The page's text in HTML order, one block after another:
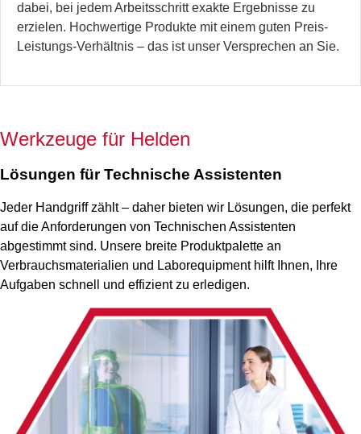
dabei, bei jedem Arbeitsschritt exakte Ergebnisse zu
erzielen. Hochwertige Produkte mit einem guten Preis-
Leistungs-Verhältnis – das ist unser Versprechen an Sie.
Werkzeuge für Helden
Lösungen für Technische Assistenten
Jeder Handgriff zählt – daher bieten wir Lösungen, die perfekt
auf die Anforderungen von Technischen Assistenten
abgestimmt sind. Unsere breite Produktpalette an
Verbrauchsmaterialien und Laborequipment hilft Ihnen, Ihre
Aufgaben schnell und effizient zu erledigen.